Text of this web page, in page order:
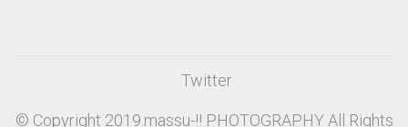
Twitter
© Copyright 2019.massu-!! PHOTOGRAPHY All Rights